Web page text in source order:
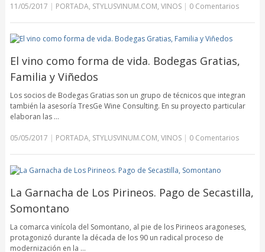
11/05/2017 | PORTADA, STYLUSVINUM.COM, VINOS | 0 Comentarios
El vino como forma de vida. Bodegas Gratias,
Familia y Viñedos
Los socios de Bodegas Gratias son un grupo de técnicos que integran
también la asesoría TresGe Wine Consulting. En su proyecto particular
elaboran las …
05/05/2017 | PORTADA, STYLUSVINUM.COM, VINOS | 0 Comentarios
La Garnacha de Los Pirineos. Pago de Secastilla,
Somontano
La comarca vinícola del Somontano, al pie de los Pirineos aragoneses,
protagonizó durante la década de los 90 un radical proceso de
modernización en la …